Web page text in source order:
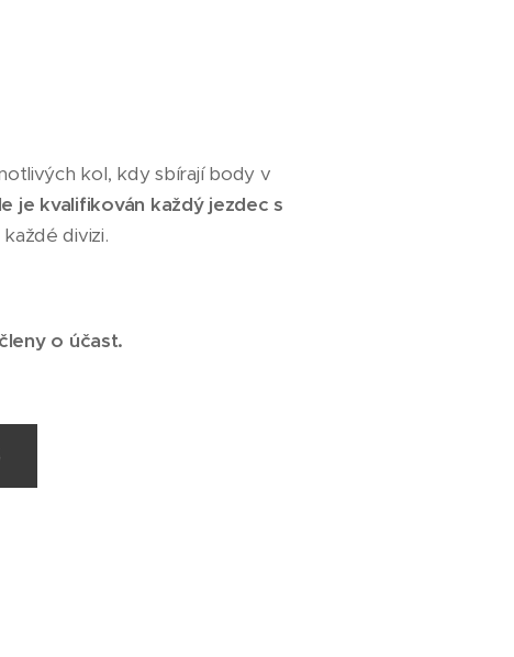
kol, kdy sbírají body v
je kvalifikován každý jezdec s
divizi.
o účast.